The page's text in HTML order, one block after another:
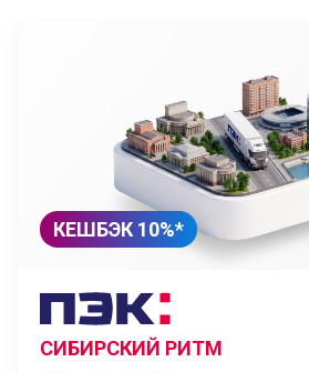
КЕШБЭК 10%*
СИБИРСКИЙ РИТМ